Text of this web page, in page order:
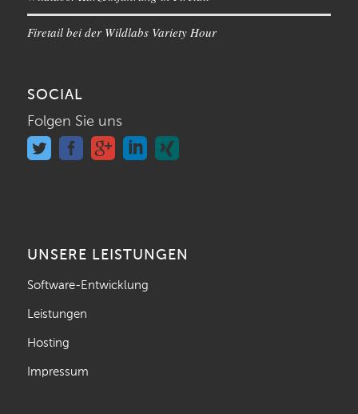
Firetail bei der Wildlabs Variety Hour
SOCIAL
Folgen Sie uns
UNSERE LEISTUNGEN
Software-Entwicklung
Leistungen
Hosting
Impressum